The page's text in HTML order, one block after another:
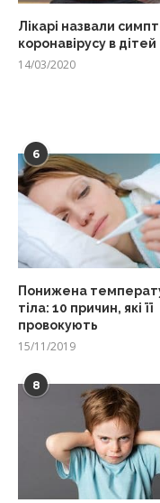
Лікарі назвали
коронавірусу в дітей
14/03/2020
6
Понижена
тіла: 10 причин, які її
провокують
15/11/2019
8